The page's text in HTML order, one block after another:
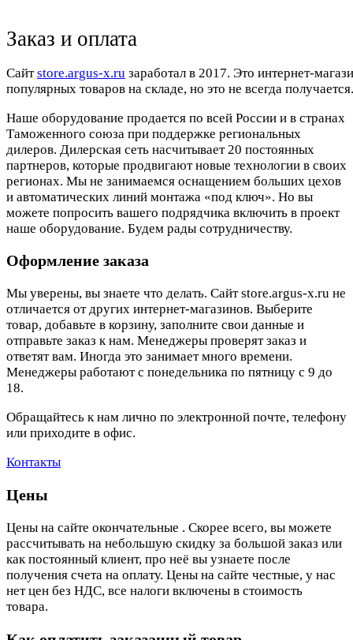
Заказ и оплата
Cайтstore.argus-x.ru заработал в 2017. Это интернет-
популярных товаров на складе, но это не всегда
Наше оборудование продается по всей России и в странах
Таможенного союза при поддержке региональных
дилеров. Дилерская сеть насчитывает 20 постоянных
партнеров, которые продвигают новые технологии в своих
регионах. Мы не занимаемся оснащением больших цехов
и автоматических линий монтажа «под ключ». Но вы
можете попросить вашего подрядчика включить в проект
наше оборудование. Будем рады сотрудничеству.
Оформление заказа
Мы уверены, вы знаете что делать. Сайт store.argus-x.ru не
отличается от других интернет-магазинов. Выберите
товар, добавьте в корзину, заполните свои данные и
отправьте заказ к нам. Менеджеры проверят заказ и
ответят вам. Иногда это занимает много времени.
Менеджеры работают с понедельника по пятницу с 9 до
18.
Обращайтесь к нам лично по электронной почте, телефону
или приходите в офис.
Контакты
Цены
Цены на сайте окончательные . Скорее всего, вы можете
рассчитывать на небольшую скидку за большой заказ или
как постоянный клиент, про неё вы узнаете после
получения счета на оплату. Цены на сайте честные, у нас
нет цен без НДС, все налоги включены в стоимость
товара.